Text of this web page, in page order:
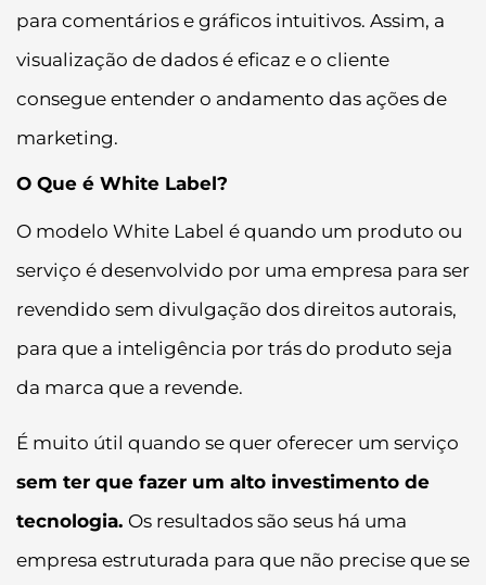
para comentários e gráficos intuitivos. Assim, a
visualização de dados é eficaz e o cliente
consegue entender o andamento das ações de
marketing.
O Que é White Label?
O modelo White Label é quando um produto ou
serviço é desenvolvido por uma empresa para ser
revendido sem divulgação dos direitos autorais,
para que a inteligência por trás do produto seja
da marca que a revende.
É muito útil quando se quer oferecer um serviço
sem ter que fazer um alto investimento de
tecnologia. Os resultados são seus há uma
empresa estruturada para que não precise que se